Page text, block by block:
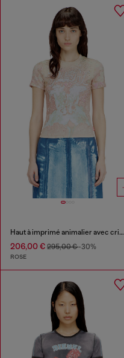
Haut à imprimé animalier avec cristaux
206,00 € 295,00 €-30%
ROSE